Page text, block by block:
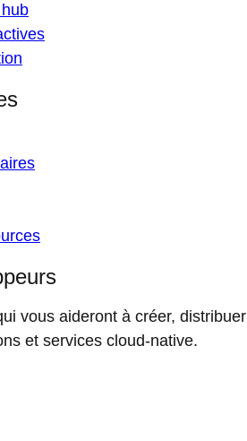
vous aideront à créer, distribuer
et services cloud-native.